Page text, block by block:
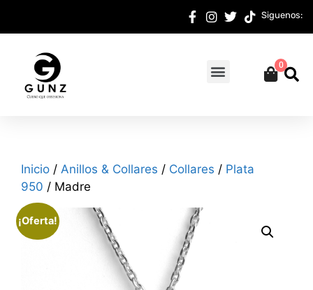
Siguenos:
0
Inicio / Anillos & Collares / Collares / Plata
950 / Madre
¡Oferta!